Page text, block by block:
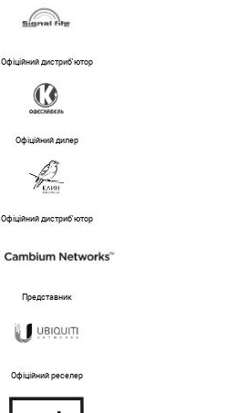
Офіційний дистриб'ютор
Офіційний дилер
Офіційний дистриб'ютор
Представник
Офіційний реселер